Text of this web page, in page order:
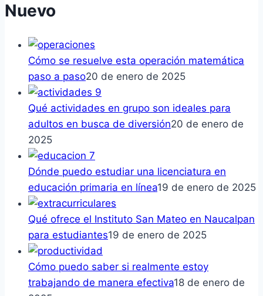
Nuevo
Cómo se resuelve esta operación matemática
paso a paso20 de enero de 2025
Qué actividades en grupo son ideales para
adultos en busca de diversión20 de enero de
2025
Dónde puedo estudiar una licenciatura en
educación primaria en línea19 de enero de 2025
Qué ofrece el Instituto San Mateo en Naucalpan
para estudiantes19 de enero de 2025
Cómo puedo saber si realmente estoy
trabajando de manera efectiva18 de enero de